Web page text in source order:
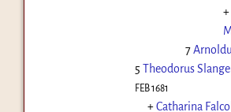
+
7
5 Theodorus
FEB 1681
+Catharina